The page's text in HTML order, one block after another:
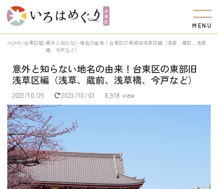
M EN U
HOME 台東区版 意外と知らない地名の由来！台東区の東部旧浅草区編（浅草、蔵前、浅草
橋、今戸など）
意外と知らない地名の由来！台東区の東部旧
浅草区編（浅草、蔵前、浅草橋、今戸など）
2022/10/25 2023/10/03 8,918 view